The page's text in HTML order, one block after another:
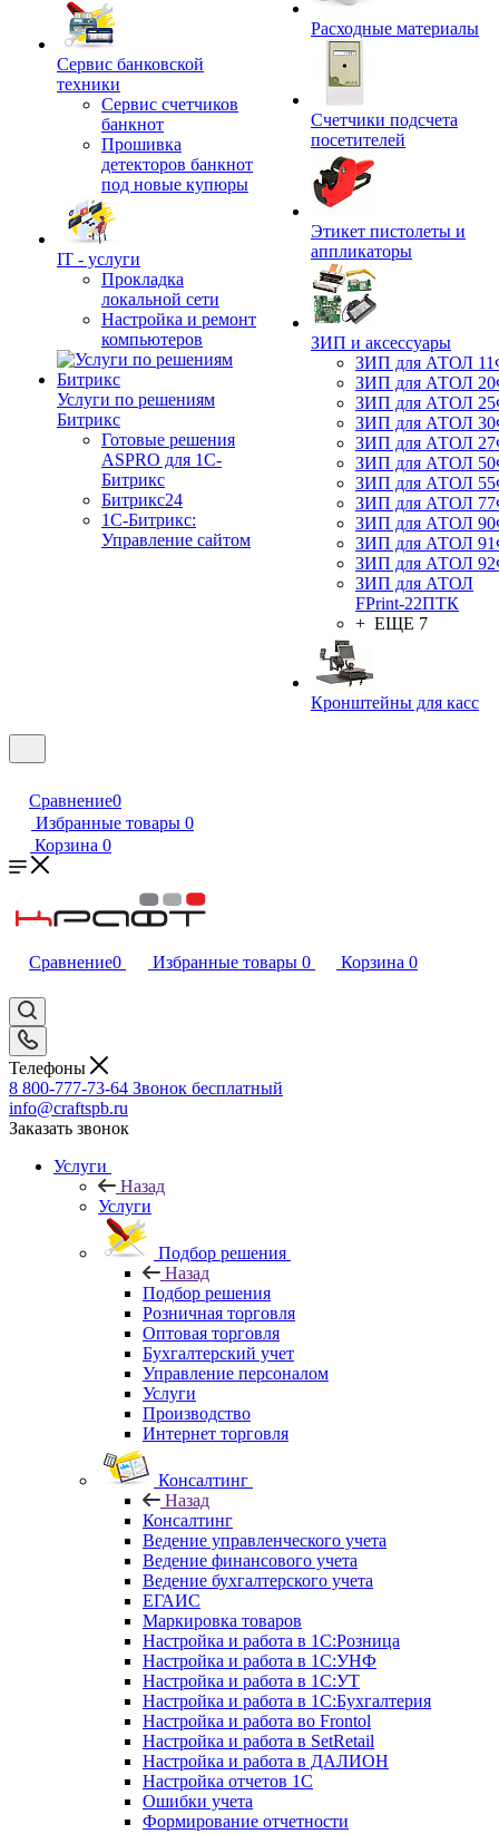
Сервис банковской
техники
Сервис счетчиков
банкнот
Прошивка
детекторов банкнот
под новые купюры
IT - услуги
Прокладка
локальной сети
Настройка и ремонт
компьютеров
Услуги по решениям
Битрикс
Готовые решения
ASPRO для 1С-
Битрикс
Битрикс24
1С-Битрикс:
Управление сайтом
Расходные материалы
Счетчики подсчета
посетителей
Этикет пистолеты и
аппликаторы
ЗИП и аксессуары
ЗИП для АТОЛ
ЗИП для АТОЛ
ЗИП для АТОЛ
ЗИП для АТОЛ
ЗИП для АТОЛ
ЗИП для АТОЛ
ЗИП для АТОЛ
ЗИП для АТОЛ
ЗИП для АТОЛ
ЗИП для АТОЛ
ЗИП для АТОЛ
ЗИП для АТОЛ
FPrint-22ПТК
+ ЕЩЕ 7
Кронштейны для касс
Сравнение0
Избранные товары 0
Корзина 0
Сравнение0 Избранные товары 0 Корзина 0
Телефоны
8 800-777-73-64 Звонок бесплатный
info@craftspb.ru
Заказать звонок
Услуги
Назад
Услуги
Подбор решения
Назад
Подбор решения
Розничная торговля
Оптовая торговля
Бухгалтерский учет
Управление персоналом
Услуги
Производство
Интернет торговля
Консалтинг
Назад
Консалтинг
Ведение управленческого учета
Ведение финансового учета
Ведение бухгалтерского учета
ЕГАИС
Маркировка товаров
Настройка и работа в 1С:Розница
Настройка и работа в 1С:УНФ
Настройка и работа в 1С:УТ
Настройка и работа в 1С:Бухгалтерия
Настройка и работа во Frontol
Настройка и работа в SetRetail
Настройка и работа в ДАЛИОН
Настройка отчетов 1С
Ошибки учета
Формирование отчетности